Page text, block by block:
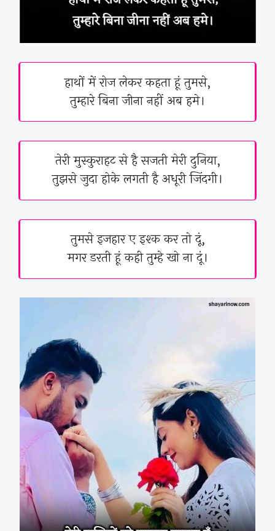
हाथों में रोज लेकर कहता हूं तुमसे,
तुम्हारे बिना जीना नहीं अब हमे।
तेरी मुस्कुराहट से है सजती मेरी दुनिया,
तुझसे जुदा होके लगती है अधूरी जिंदगी।
तुमसे इजहार ए इश्क कर तो दूं,
मगर डरती हूं कही तुम्हे खो ना दूं।